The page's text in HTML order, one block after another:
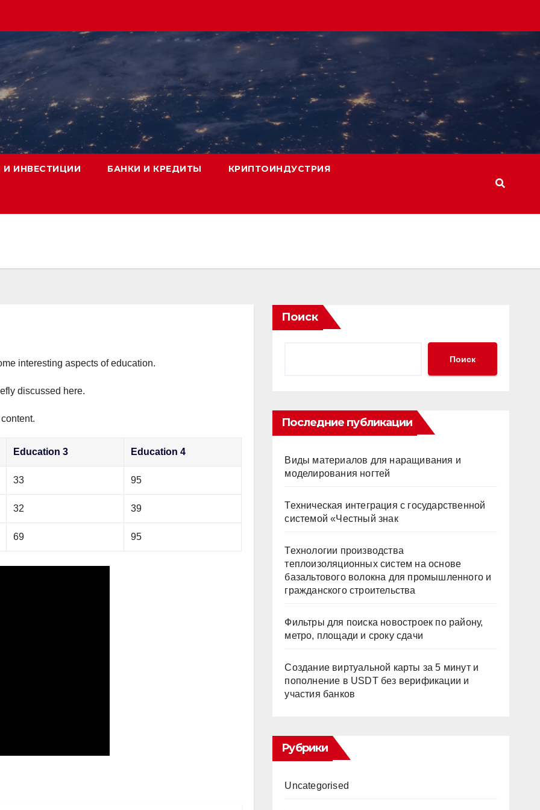
И ИНВЕСТИЦИИ БАНКИ И КРЕДИТЫ КРИПТОИНДУСТРИЯ
interesting aspects of education.
discussed here.
Education 3 Education 4
33 95
32 39
69 95
Поиск
Поиск
Последние публикации
Виды материалов для наращивания и
моделирования ногтей
Техническая интеграция с государственной
системой «Честный знак
Технологии производства
теплоизоляционных систем на основе
базальтового волокна для промышленного и
гражданского строительства
Фильтры для поиска новостроек по району,
метро, площади и сроку сдачи
Создание виртуальной карты за 5 минут и
пополнение в USDT без верификации и
участия банков
Рубрики
Uncategorised